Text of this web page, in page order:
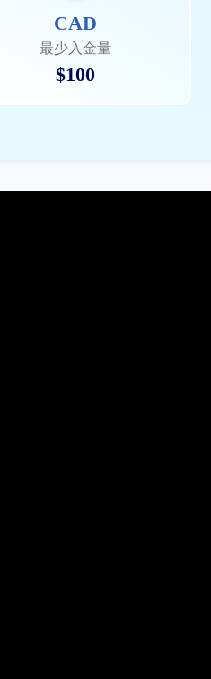
CAD
最少入金量
$100